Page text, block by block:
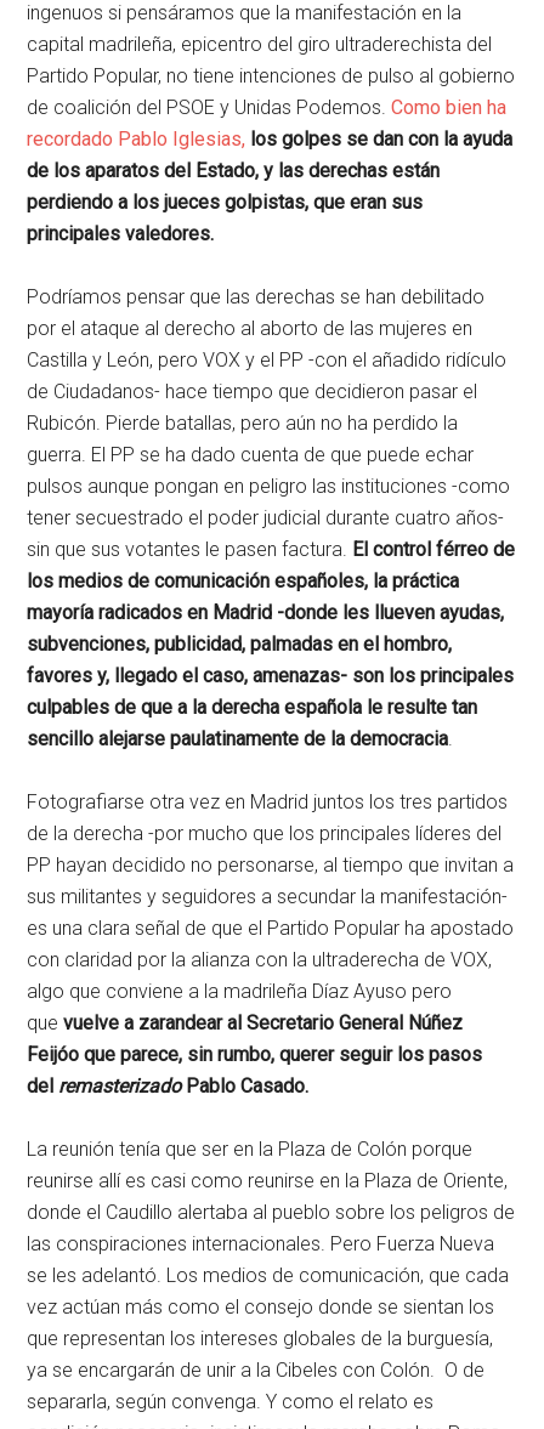
ingenuos si pensáramos que la manifestación en la
capital madrileña, epicentro del giro ultraderechista del
Partido Popular, no tiene intenciones de pulso al gobierno
de coalición del PSOE y Unidas Podemos.Como bien ha
recordado Pablo Iglesias, los golpes se dan con la ayuda
de los aparatos del Estado, y las derechas están
perdiendo a los jueces golpistas, que eran sus
principales valedores.
Podríamos pensar que las derechas se han debilitado
por el ataque al derecho al aborto de las mujeres en
Castilla y León, pero VOX y el PP -con el añadido ridículo
de Ciudadanos- hace tiempo que decidieron pasar el
Rubicón. Pierde batallas, pero aún no ha perdido la
guerra. El PP se ha dado cuenta de que puede echar
pulsos aunque pongan en peligro las instituciones -como
tener secuestrado el poder judicial durante cuatro años-
sin que sus votantes le pasen factura. El control férreo de
los medios de comunicación españoles, la práctica
mayoría radicados en Madrid -donde les llueven ayudas,
subvenciones, publicidad, palmadas en el hombro,
favores y, llegado el caso, amenazas- son los principales
culpables de que a la derecha española le resulte tan
sencillo alejarse paulatinamente de la democracia.
Fotografiarse otra vez en Madrid juntos los tres partidos
de la derecha -por mucho que los principales líderes del
PP hayan decidido no personarse, al tiempo que invitan a
sus militantes y seguidores a secundar la manifestación-
es una clara señal de que el Partido Popular ha apostado
con claridad por la alianza con la ultraderecha de VOX,
algo que conviene a la madrileña Díaz Ayuso pero
quevuelve a zarandear al Secretario General Núñez
Feijóo que parece, sin rumbo, querer seguir los pasos
del remasterizadoPablo Casado.
La reunión tenía que ser en la Plaza de Colón porque
reunirse allí es casi como reunirse en la Plaza de Oriente,
donde el Caudillo alertaba al pueblo sobre los peligros de
las conspiraciones internacionales. Pero Fuerza Nueva
se les adelantó. Los medios de comunicación, que cada
vez actúan más como el consejo donde se sientan los
que representan los intereses globales de la burguesía,
ya se encargarán de unir a la Cibeles con Colón. O de
separarla, según convenga. Y como el relato es